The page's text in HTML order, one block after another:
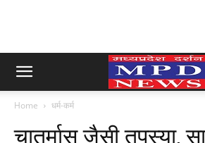
Home धर्म-कर्म
चातुर्मास जैसी तपस्या,